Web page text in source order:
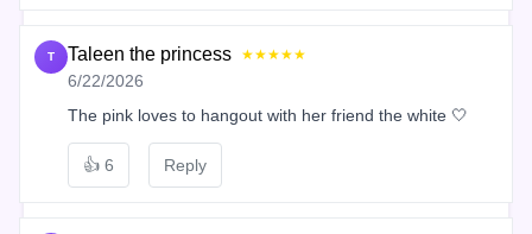
T Taleen the princess ★★★★★
6/22/2026
The pink loves to hangout with her friend the white 🤍
👍 6 Reply